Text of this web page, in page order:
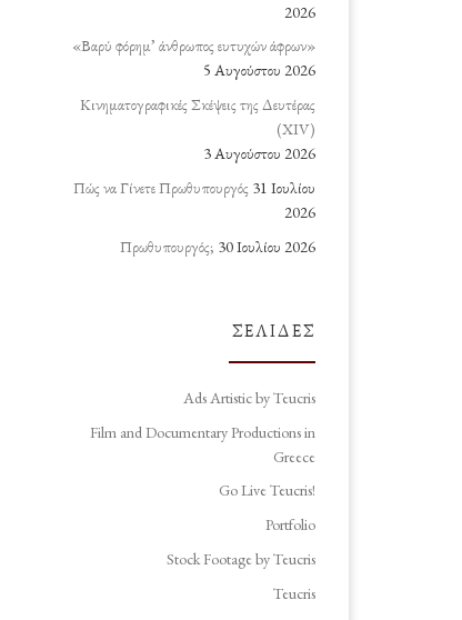
2026
«Βαρύ φόρημ’ άνθρωπος ευτυχών άφρων»
5 Αυγούστου 2026
Κινηματογραφικές Σκέψεις της Δευτέρας
(ΧΙV)
3 Αυγούστου 2026
Πώς να Γίνετε Πρωθυπουργός 31 Ιουλίου
2026
Πρωθυπουργός; 30 Ιουλίου 2026
ΣΕΛΊΔΕΣ
Ads Artistic by Teucris
Film and Documentary Productions in
Greece
Go Live Teucris!
Portfolio
Stock Footage by Teucris
Teucris